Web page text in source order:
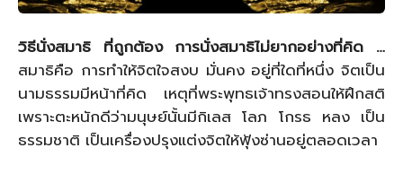
วิธีนั่งสมาธิ ที่ถูกต้อง การนั่งสมาธิไม่ยากอย่างที่คิด …
สมาธิคือ การทำให้จิตใจสงบ มั่นคง อยู่ที่ใดที่หนึ่ง จิตเป็น
นามธรรมมีหน้าที่คิด เหตุที่พระพุทธเจ้าทรงสอนให้ฝึกสติ
เพราะตะหนักดีว่ามนุษย์นั้นมีกิเลส โลภ โกรธ หลง เป็น
ธรรมชาติ เป็นเครื่องปรุงแต่งจิตให้ฟุ้งซ่านอยู่ตลอดเวลา